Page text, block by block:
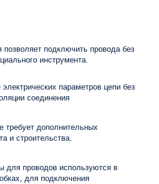
подключить провода без
инструмента.
параметров цепи без
соединения
требует дополнительных
и строительства.
для проводов используются в
для подключения